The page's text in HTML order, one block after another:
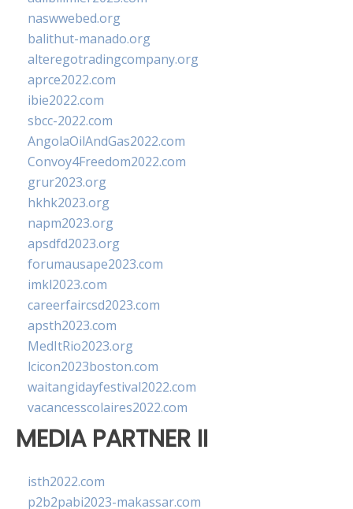
naswwebed.org
balithut-manado.org
alteregotradingcompany.org
aprce2022.com
ibie2022.com
sbcc-2022.com
AngolaOilAndGas2022.com
Convoy4Freedom2022.com
grur2023.org
hkhk2023.org
napm2023.org
apsdfd2023.org
forumausape2023.com
imkl2023.com
careerfaircsd2023.com
apsth2023.com
MedItRio2023.org
lcicon2023boston.com
waitangidayfestival2022.com
vacancesscolaires2022.com
MEDIA PARTNER II
isth2022.com
p2b2pabi2023-makassar.com